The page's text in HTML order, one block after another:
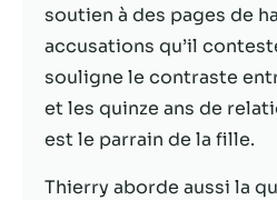
soutien à des pages de
accusations qu’il
souligne le contraste
et les quinze ans de
est le parrain de la fille.
Thierry aborde aussi la